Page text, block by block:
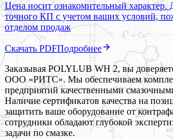
Цена носит ознакомительный характер.
точного КП с учетом ваших условий,
отделом продаж
Скачать PDFПодробнее
Заказывая POLYLUB WH 2, вы
ООО «РИТС». Мы обеспечиваем
предприятий качественными
Наличие сертификатов качества на
защитить ваше оборудование от
сотрудники обладают глубокой
задачи по смазке.